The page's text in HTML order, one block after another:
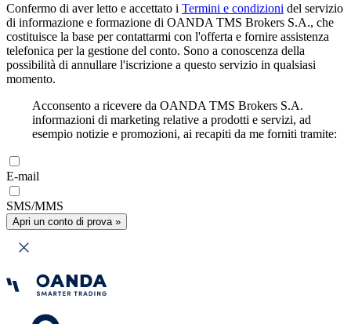
Confermo di aver letto e accettato i Termini e condizioni del servizio
di informazione e formazione di OANDA TMS Brokers S.A., che
costituisce la base per contattarmi con l'offerta e fornire assistenza
telefonica per la gestione del conto. Sono a conoscenza della
possibilità di annullare l'iscrizione a questo servizio in qualsiasi
momento.
Acconsento a ricevere da OANDA TMS Brokers S.A.
informazioni di marketing relative a prodotti e servizi, ad
esempio notizie e promozioni, ai recapiti da me forniti tramite:
E-mail
SMS/MMS
Apri un conto di prova »